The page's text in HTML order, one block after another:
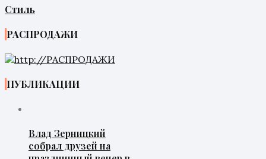
Стиль
РАСПРОДАЖИ
ПУБЛИКАЦИИ
Влад Зерницкий
собрал друзей на